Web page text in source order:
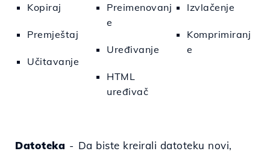
Kopiraj
Premještaj
Učitavanje
Preimenovanj
e
Uređivanje
HTML
uređivač
Izvlačenje
Komprimiranj
e
Datoteka - Da biste kreirali datoteku novi,